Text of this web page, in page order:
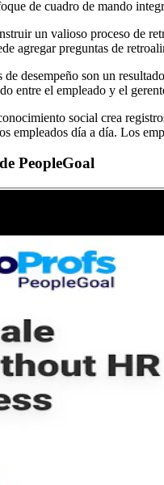
de cuadro de mando
un valioso proceso de
agregar preguntas de
de desempeño son un
entre el empleado y el
social crea
empleados día a día. Los
PeopleGoal